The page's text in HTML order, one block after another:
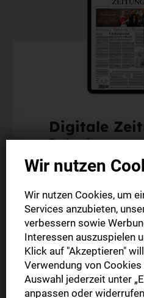
Digitale
Probeabo
Alle Inhalte der StZ-
Die digitale
Inkl. 2 Gratis-
3 Monate
42,90 €
Wir nutzen
Wir nutzen Cookies, um
Services anzubieten,
verbessern sowie
Interessen auszuspielen
Klick auf "Akzeptieren"
Verwendung von
Auswahl jederzeit unter
anpassen oder